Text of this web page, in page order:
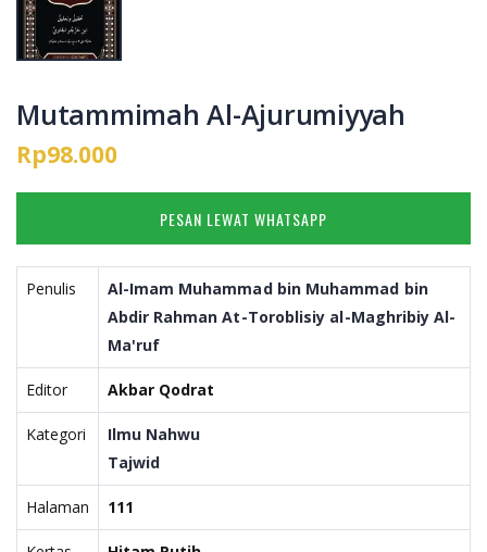
Mutammimah Al-Ajurumiyyah
Rp98.000
PESAN LEWAT WHATSAPP
Penulis
Al-Imam Muhammad bin Muhammad bin
Abdir Rahman At-Toroblisiy al-Maghribiy Al-
Ma'ruf
Editor Akbar Qodrat
Kategori
Ilmu Nahwu
Tajwid
Halaman 111